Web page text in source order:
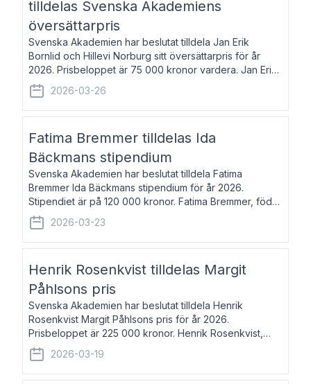
tilldelas Svenska Akademiens
översättarpris
Svenska Akademien har beslutat tilldela Jan Erik
Bornlid och Hillevi Norburg sitt översättarpris för år
2026. Prisbeloppet är 75 000 kronor vardera. Jan Erik
Bornlid, född 1947, är översättare från tyska. Han är
främst känd för sina översät
2026-03-26
Fatima Bremmer tilldelas Ida
Bäckmans stipendium
Svenska Akademien har beslutat tilldela Fatima
Bremmer Ida Bäckmans stipendium för år 2026.
Stipendiet är på 120 000 kronor. Fatima Bremmer, född
1977, är journalist och författare. Hon utkom i fjol med
boken Ligan. Klarakvarterens blodsyst
2026-03-23
Henrik Rosenkvist tilldelas Margit
Påhlsons pris
Svenska Akademien har beslutat tilldela Henrik
Rosenkvist Margit Påhlsons pris för år 2026.
Prisbeloppet är 225 000 kronor. Henrik Rosenkvist,
född 1965, är professor i nordiska språk vid Göteborgs
universitet. Han disputerade 2004 på avhan
2026-03-19